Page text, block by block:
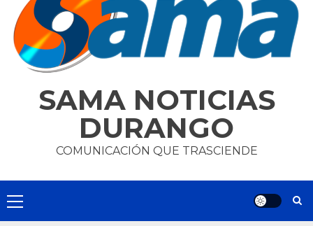
SAMA NOTICIAS
DURANGO
COMUNICACIÓN QUE TRASCIENDE
Primary
Menu